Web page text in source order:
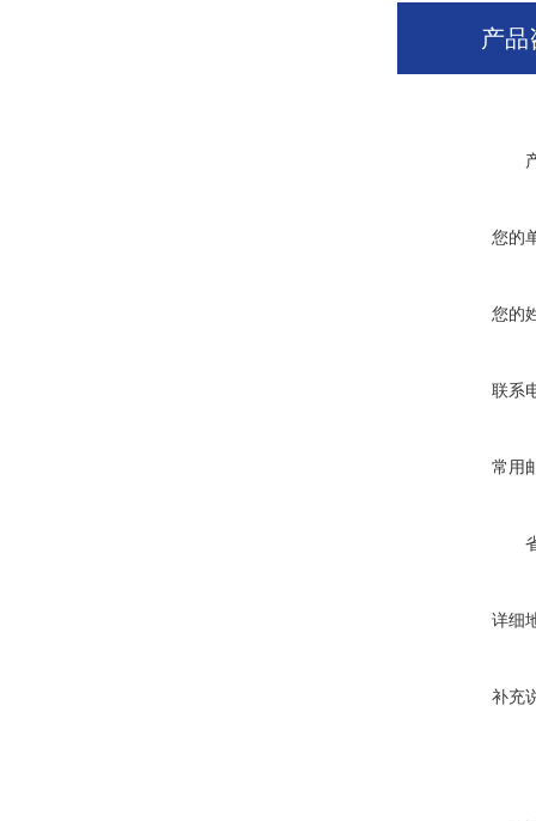
产品
您的
您的
联系
常用
详细
补充